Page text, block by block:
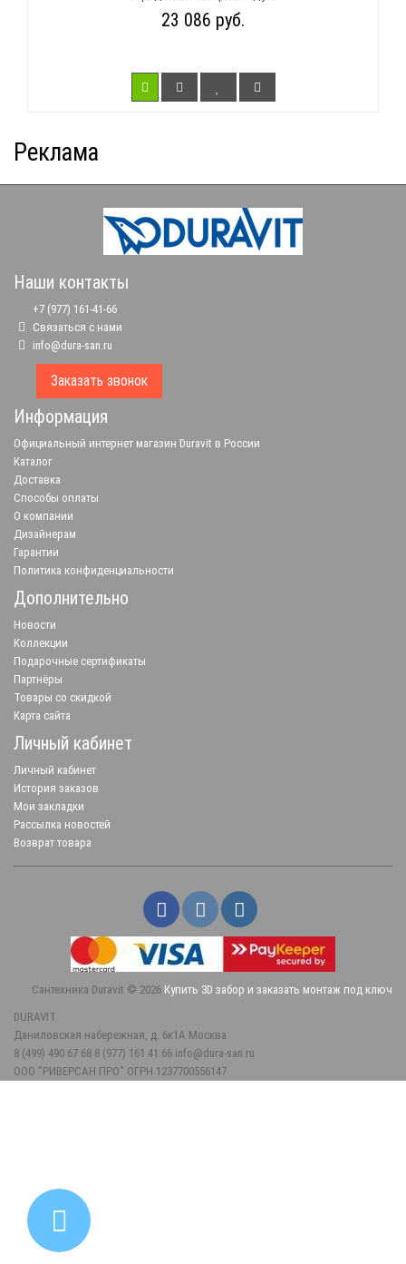
23 086 руб.
Реклама
Наши контакты
+7 (977) 161-41-66
Связаться с нами
info@dura-san.ru
Заказать звонок
Информация
Официальный интернет магазин Duravit в России
Каталог
Доставка
Способы оплаты
О компании
Дизайнерам
Гарантии
Политика конфиденциальности
Дополнительно
Новости
Коллекции
Подарочные сертификаты
Партнёры
Товары со скидкой
Карта сайта
Личный кабинет
Личный кабинет
История заказов
Мои закладки
Рассылка новостей
Возврат товара
Сантехника Duravit © 2026 Купить 3D забор и заказать монтаж под ключ
DURAVIT
Даниловская набережная, д. 6к1А Москва
8 (499) 490 67 68 8 (977) 161 41 66 info@dura-san.ru
ООО "РИВЕРСАН ПРО" ОГРН 1237700556147